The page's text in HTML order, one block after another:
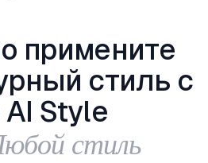
примените
стиль с
Style
стиль